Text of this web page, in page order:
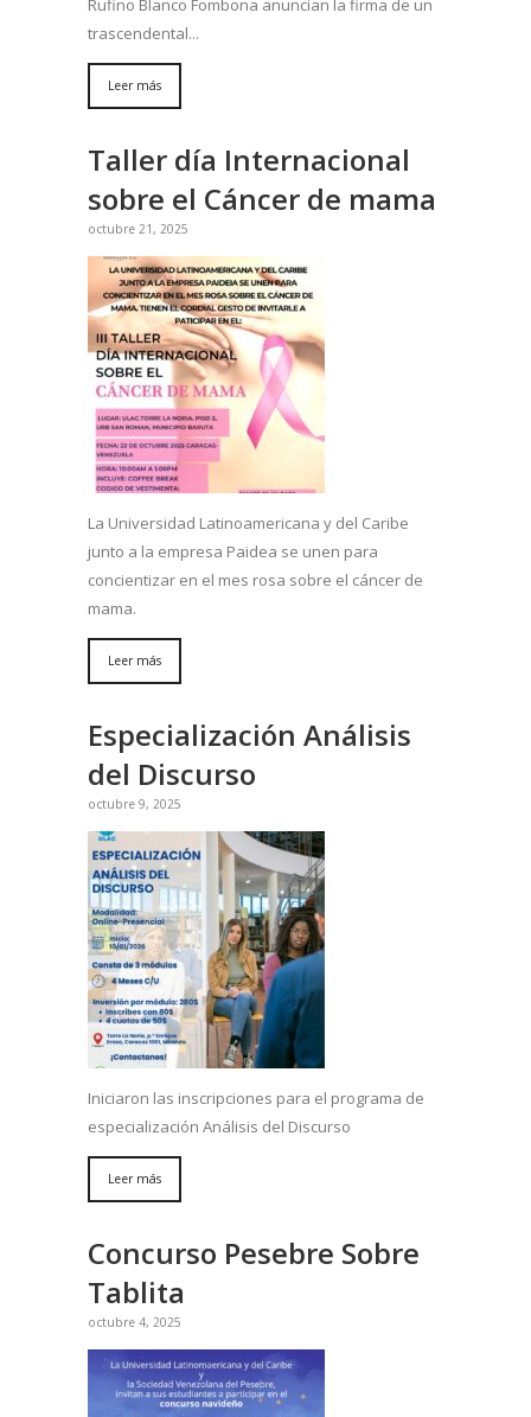
Rufino Blanco Fombona anuncian la firma de un
trascendental...
Leer más
Taller día Internacional
sobre el Cáncer de mama
octubre 21, 2025
La Universidad Latinoamericana y del Caribe
junto a la empresa Paidea se unen para
concientizar en el mes rosa sobre el cáncer de
mama.
Leer más
Especialización Análisis
del Discurso
octubre 9, 2025
Iniciaron las inscripciones para el programa de
especialización Análisis del Discurso
Leer más
Concurso Pesebre Sobre
Tablita
octubre 4, 2025